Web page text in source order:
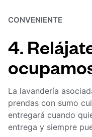
CONVENIENTE
4.
La lavandería
prendas con sumo
entregará cuando
entrega y siempre